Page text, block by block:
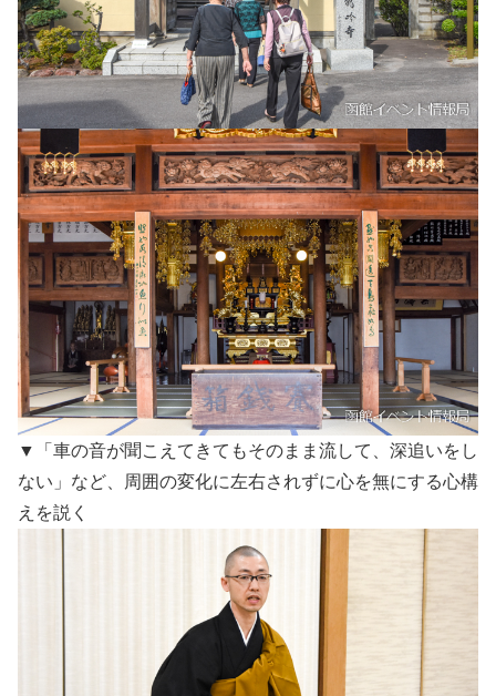
▼「車の音が聞こえてきてもそのまま流して、深追いをし
ない」など、周囲の変化に左右されずに心を無にする心構
えを説く